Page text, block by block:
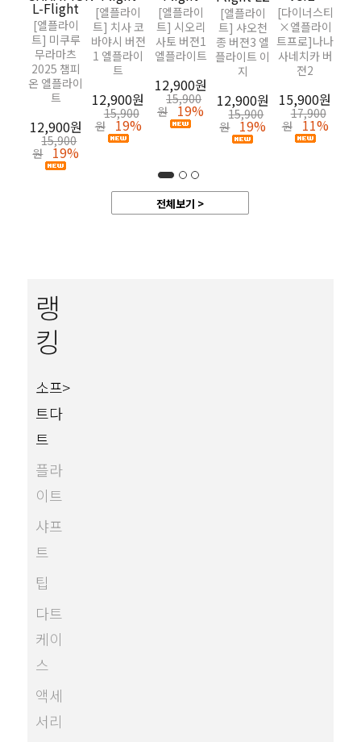
L-Flight
[엘플라이
트] 미쿠루
무라마츠
2025 챔피
온 엘플라이
트
12,900원
15,900
원
19%
[엘플라이
트] 치사 코
바야시 버젼
1 엘플라이
트
12,900원
15,900
원
19%
[엘플라이
트] 시오리
사토 버젼1
엘플라이트
12,900원
15,900
원
19%
[엘플라이
트] 샤오천
종 버젼3 엘
플라이트 이
지
12,900원
15,900
원
19%
[다이너스티
×엘플라이
트프로]나나
사네치카 버
젼2
15,900원
17,900
원
11%
전체보기 >
랭
킹
소프
트다
트
플라
이트
샤프
트
팁
다트
케이
스
액세
서리